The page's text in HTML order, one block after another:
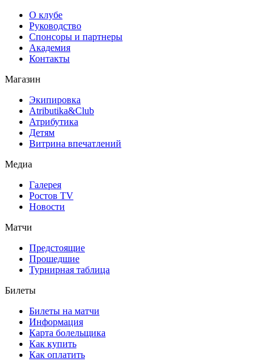
О клубе
Руководство
Спонсоры и партнеры
Академия
Контакты
Магазин
Экипировка
Atributika&Club
Атрибутика
Детям
Витрина впечатлений
Медиа
Галерея
Ростов TV
Новости
Матчи
Предстоящие
Прошедшие
Турнирная таблица
Билеты
Билеты на матчи
Информация
Карта болельщика
Как купить
Как оплатить